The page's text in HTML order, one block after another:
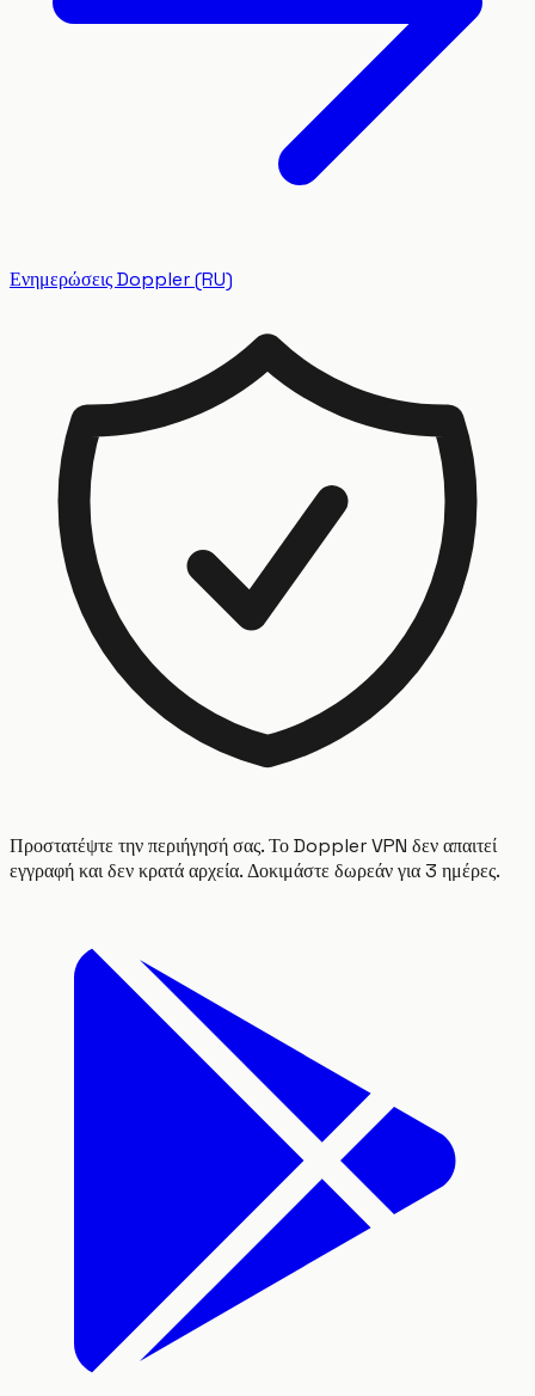
Ενημερώσεις Doppler (RU)
Προστατέψτε την περιήγησή σας. Το Doppler VPN δεν απαιτεί
εγγραφή και δεν κρατά αρχεία. Δοκιμάστε δωρεάν για 3 ημέρες.